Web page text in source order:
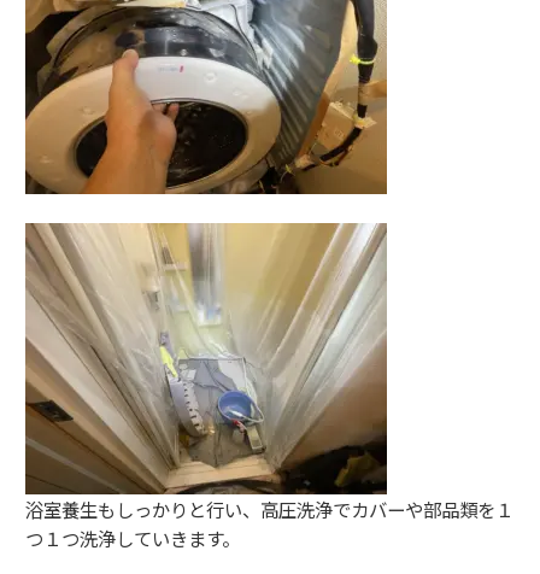
浴室養生もしっかりと行い、高圧洗浄でカバーや部品類を１
つ１つ洗浄していきます。